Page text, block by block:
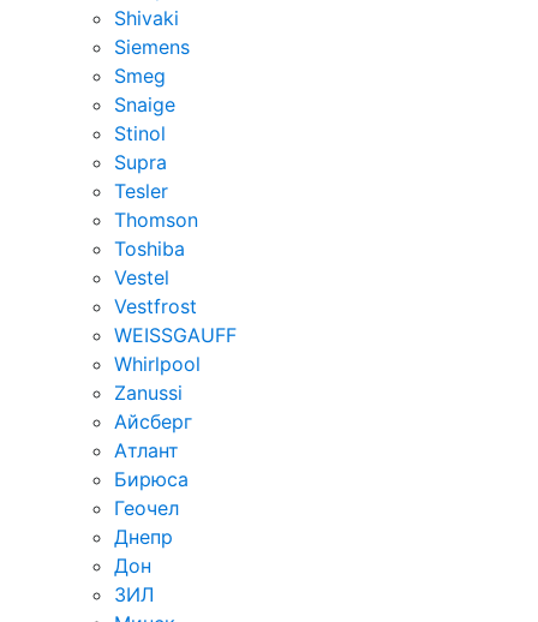
Shivaki
Siemens
Smeg
Snaige
Stinol
Supra
Tesler
Thomson
Toshiba
Vestel
Vestfrost
WEISSGAUFF
Whirlpool
Zanussi
Айсберг
Атлант
Бирюса
Геочел
Днепр
Дон
ЗИЛ